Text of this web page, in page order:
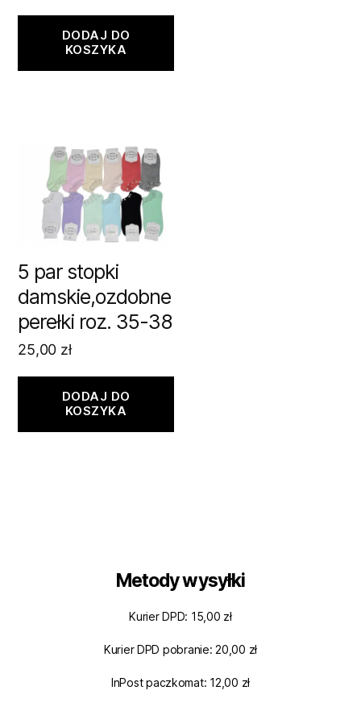
DODAJ DO
KOSZYKA
5 par stopki
damskie,ozdobne
perełki roz. 35-38
25,00 zł
DODAJ DO
KOSZYKA
Metody wysyłki
Kurier DPD: 15,00 zł
Kurier DPD pobranie: 20,00 zł
InPost paczkomat: 12,00 zł